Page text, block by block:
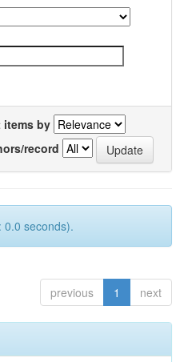
items by
record
0.0 seconds).
previous 1 next